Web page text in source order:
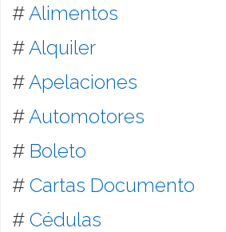
#Alimentos
#Alquiler
#Apelaciones
#Automotores
# Boleto
# Cartas Documento
# Cédulas